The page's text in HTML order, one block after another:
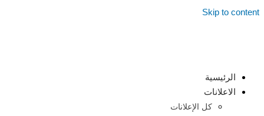
Skip to content
الرئيسية
الاعلانات
كل الإعلانات